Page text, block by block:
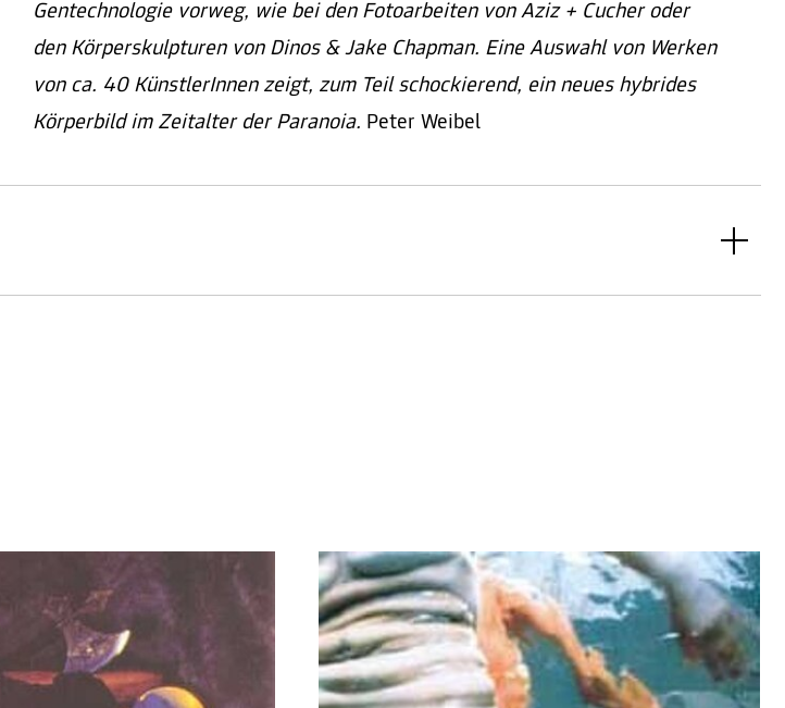
Gentechnologie vorweg, wie bei den Fotoarbeiten von Aziz + Cucher oder
den Körperskulpturen von Dinos & Jake Chapman. Eine Auswahl von Werken
von ca. 40 KünstlerInnen zeigt, zum Teil schockierend, ein neues hybrides
Körperbild im Zeitalter der Paranoia. Peter Weibel